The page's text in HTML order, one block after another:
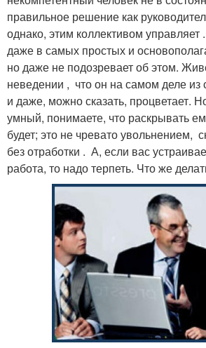
правильное решение как
однако, этим коллективом
даже в самых простых и
но даже не подозревает об этом.
неведении , что он на самом деле из
и даже, можно сказать, процветает.
умный, понимаете, что раскрывать
будет; это не чревато увольнением,
без отработки . А, если вас
работа, то надо терпеть. Что же